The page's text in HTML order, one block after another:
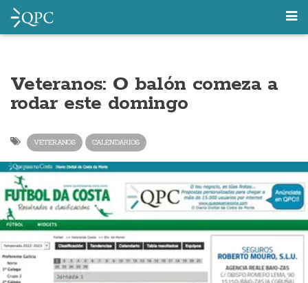
Veteranos: O balón comeza a
rodar este domingo
VETERANOS CALENDARIOS